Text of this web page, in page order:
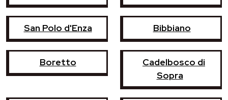
San Polo d'Enza Bibbiano
Boretto
Cadelbosco di
Sopra